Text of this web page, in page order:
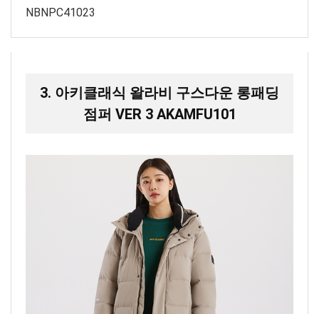
NBNPC41023
3. 아키클래식 왈라비 구스다운 롱패딩
점퍼 VER 3 AKAMFU101